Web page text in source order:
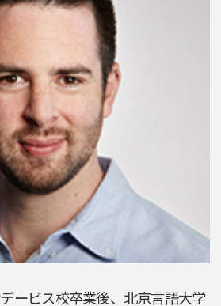
ービス校卒業後、北京言語大学